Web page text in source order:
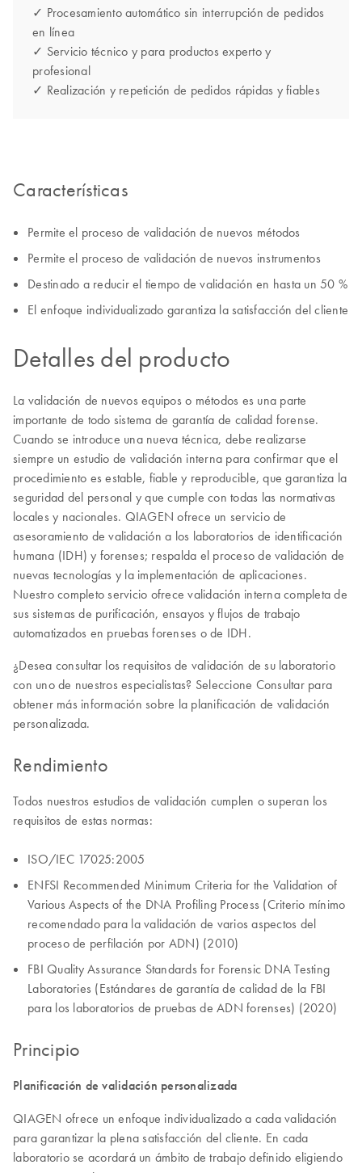
✓ Procesamiento automático sin interrupción de pedidos
en línea
✓ Servicio técnico y para productos experto y
profesional
✓ Realización y repetición de pedidos rápidas y fiables
Características
Permite el proceso de validación de nuevos métodos
Permite el proceso de validación de nuevos instrumentos
Destinado a reducir el tiempo de validación en hasta un 50 %
El enfoque individualizado garantiza la satisfacción del cliente
Detalles del producto
La validación de nuevos equipos o métodos es una parte
importante de todo sistema de garantía de calidad forense.
Cuando se introduce una nueva técnica, debe realizarse
siempre un estudio de validación interna para confirmar que el
procedimiento es estable, fiable y reproducible, que garantiza la
seguridad del personal y que cumple con todas las normativas
locales y nacionales. QIAGEN ofrece un servicio de
asesoramiento de validación a los laboratorios de identificación
humana (IDH) y forenses; respalda el proceso de validación de
nuevas tecnologías y la implementación de aplicaciones.
Nuestro completo servicio ofrece validación interna completa de
sus sistemas de purificación, ensayos y flujos de trabajo
automatizados en pruebas forenses o de IDH.
¿Desea consultar los requisitos de validación de su laboratorio
con uno de nuestros especialistas? Seleccione Consultar para
obtener más información sobre la planificación de validación
personalizada.
Rendimiento
Todos nuestros estudios de validación cumplen o superan los
requisitos de estas normas:
ISO/IEC 17025:2005
ENFSI Recommended Minimum Criteria for the Validation of
Various Aspects of the DNA Profiling Process (Criterio mínimo
recomendado para la validación de varios aspectos del
proceso de perfilación por ADN) (2010)
FBI Quality Assurance Standards for Forensic DNA Testing
Laboratories (Estándares de garantía de calidad de la FBI
para los laboratorios de pruebas de ADN forenses) (2020)
Principio
Planificación de validación personalizada
QIAGEN ofrece un enfoque individualizado a cada validación
para garantizar la plena satisfacción del cliente. En cada
laboratorio se acordará un ámbito de trabajo definido eligiendo